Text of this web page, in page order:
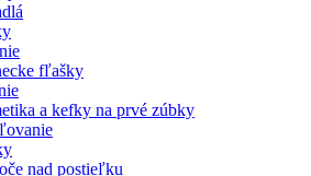
fľašky
a kefky na prvé zúbky
nad postieľku